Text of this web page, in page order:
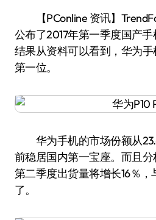
【PConline 资讯】TrendForce今天（4月12日）
公布了2017年第一季度国产
结果从资料可以看到，华为
第一位。
华为手机的市场份额从
前稳居国内第一宝座。而且
第二季度出货量将增长16％，
了。